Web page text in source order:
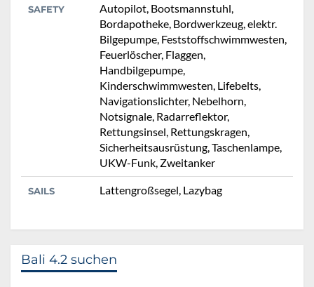
SAFETY
Autopilot, Bootsmannstuhl,
Bordapotheke, Bordwerkzeug, elektr.
Bilgepumpe, Feststoffschwimmwesten,
Feuerlöscher, Flaggen,
Handbilgepumpe,
Kinderschwimmwesten, Lifebelts,
Navigationslichter, Nebelhorn,
Notsignale, Radarreflektor,
Rettungsinsel, Rettungskragen,
Sicherheitsausrüstung, Taschenlampe,
UKW-Funk, Zweitanker
SAILS Lattengroßsegel, Lazybag
Bali 4.2 suchen